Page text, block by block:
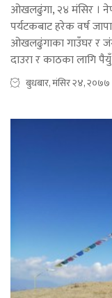
ओखलढुंगा, २४ मंसिर ।
पर्यटकबाट हरेक वर्ष
ओखलढुंगाका गाउँघर र
दाउरा र काठका लागि
बुधबार, मंसिर २४, २०७७